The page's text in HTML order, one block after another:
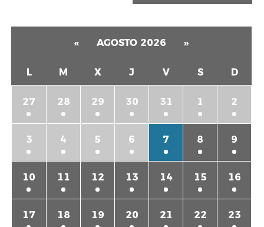
« AGOSTO 2026 »
L M X J V S D
27 28 29 30 31 1 2
3 4 5 6 7 8 9
10 11 12 13 14 15 16
17 18 19 20 21 22 23